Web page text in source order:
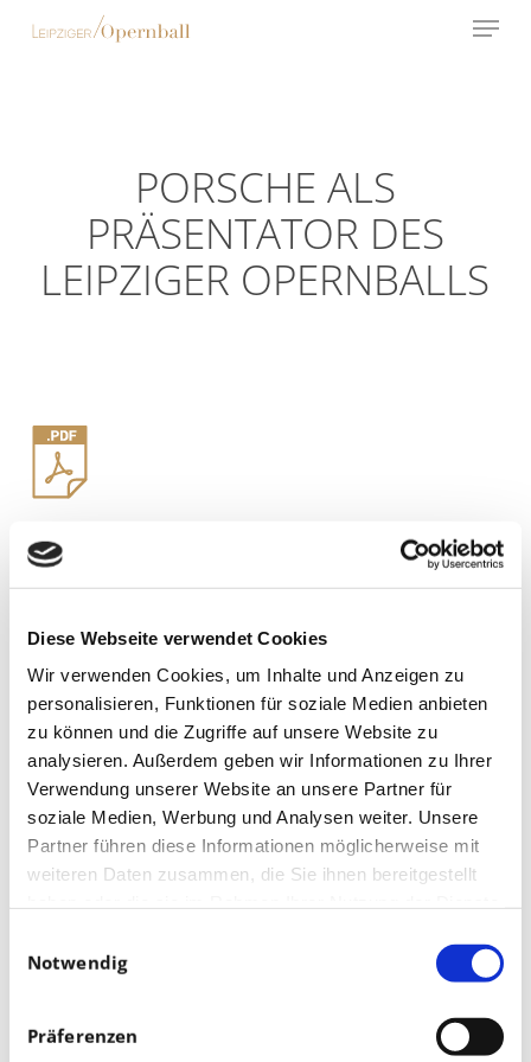
Diese Webseite verwendet Cookies
Wir verwenden Cookies, um Inhalte und Anzeigen zu
personalisieren, Funktionen für soziale Medien anbieten
zu können und die Zugriffe auf unsere Website zu
analysieren. Außerdem geben wir Informationen zu Ihrer
Verwendung unserer Website an unsere Partner für
soziale Medien, Werbung und Analysen weiter. Unsere
Partner führen diese Informationen möglicherweise mit
weiteren Daten zusammen, die Sie ihnen bereitgestellt
Notwendig
Präferenzen
Menu
PORSCHE ALS
PRÄSENTATOR DES
LEIPZIGER OPERNBALLS
Download
Download 2
Dateigröße 128.20 KB
Datei-Anzahl
20. Oktober 2025